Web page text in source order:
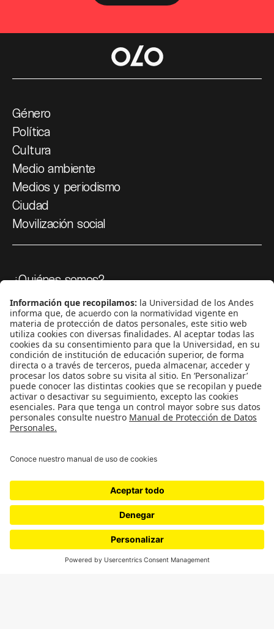
Género
Política
Cultura
Medio ambiente
Medios y periodismo
Ciudad
Movilización social
¿Quiénes somos?
Podcasts
Ediciones especiales
Proyectos 070
SÍGUENOS
CONTÁCTANOS
cerosetenta@uniandes.edu.co